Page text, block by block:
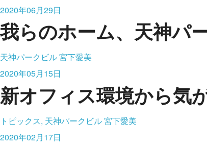
2020年06月29日
我らのホーム、天神パ
天神パークビル宮下愛美
2020年05月15日
新オフィス環境から気
トピックス, 天神パークビル宮下愛美
2020年02月17日